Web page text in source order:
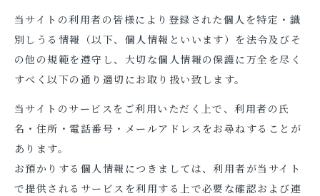
当サイトの利用者の皆様により登録された個人を特定・識
別しうる情報（以下、個人情報といいます）を法令及びそ
の他の規範を遵守し、大切な個人情報の保護に万全を尽く
すべく以下の通り適切にお取り扱い致します。
当サイトのサービスをご利用いただく上で、利用者の氏
名・住所・電話番号・メールアドレスをお尋ねすることが
あります。
お預かりする個人情報につきましては、利用者が当サイト
で提供されるサービスを利用する上で必要な確認および連